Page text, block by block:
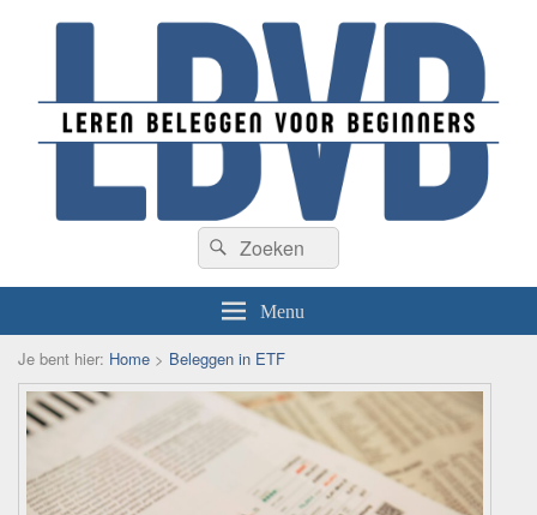
Beleggen voor beginners
De beste informatie over beleggen voor beginners
Zoeken
naar:
Zoeken
Menu
Je bent hier: Home > Beleggen in ETF